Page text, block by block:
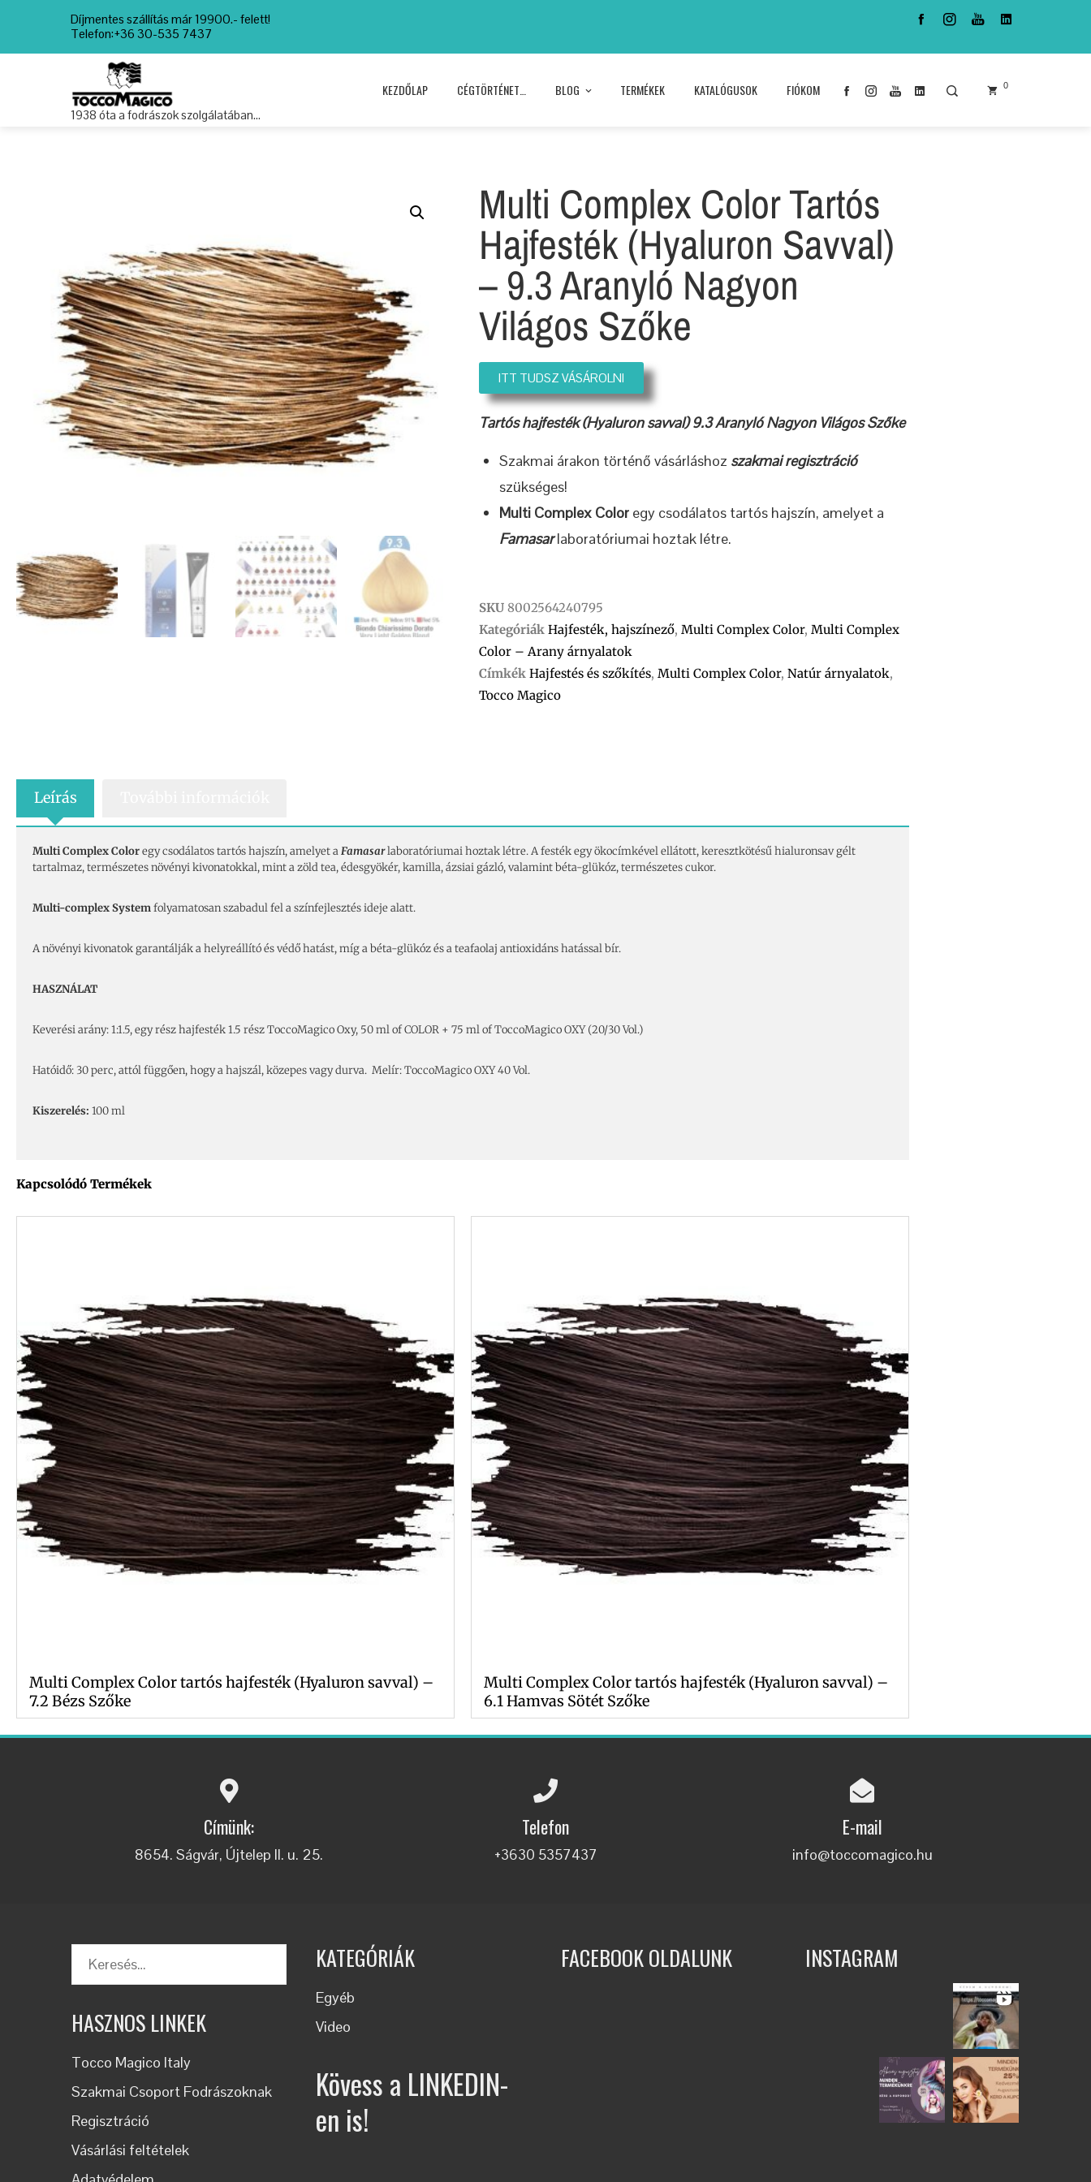
Díjmentes szállítás már 19900.- felett!
Telefon:+36 30-535 7437
1938 óta a fodrászok szolgálatában…
KEZDŐLAP CÉGTÖRTÉNET… BLOG TERMÉKEK KATALÓGUSOK FIÓKOM 0
Multi Complex Color Tartós
Hajfesték (Hyaluron Savval)
– 9.3 Aranyló Nagyon
Világos Szőke
ITT TUDSZ VÁSÁROLNI
Tartós hajfesték (Hyaluron savval) 9.3 Aranyló Nagyon Világos Szőke
Szakmai árakon történő vásárláshoz szakmai regisztráció
szükséges!
Multi Complex Color egy csodálatos tartós hajszín, amelyet a
Famasarlaboratóriumai hoztak létre.
SKU 8002564240795
Kategóriák Hajfesték, hajszínező, Multi Complex Color, Multi Complex
Color – Arany árnyalatok
Címkék Hajfestés és szőkítés, Multi Complex Color, Natúr árnyalatok,
Tocco Magico
Leírás
Multi Complex Coloregy csodálatos tartós hajszín, amelyet aFamasarlaboratóriumai hoztak létre. A festék egy ökocímkével ellátott, keresztkötésű hialuronsav gélt
tartalmaz, természetes növényi kivonatokkal, mint a zöld tea, édesgyökér, kamilla, ázsiai gázló, valamint béta-glükóz, természetes cukor.
Multi-complex Systemfolyamatosan szabadul fel a színfejlesztés ideje alatt.
A növényi kivonatok garantálják a helyreállító és védő hatást, míg a béta-glükóz és a teafaolaj antioxidáns hatással bír.
HASZNÁLAT
Keverési arány: 1:1.5, egy rész hajfesték 1.5 rész ToccoMagico Oxy, 50 ml of COLOR + 75 ml of ToccoMagico OXY (20/30 Vol.)
Hatóidő: 30 perc, attól függően, hogy a hajszál, közepes vagy durva. Melír: ToccoMagico OXY 40 Vol.
Kiszerelés: 100 ml
Kapcsolódó Termékek
Multi Complex Color tartós hajfesték (Hyaluron savval) –
7.2 Bézs Szőke
Multi Complex Color tartós hajfesték (Hyaluron savval) –
6.1 Hamvas Sötét Szőke
Címünk:
8654. Ságvár, Újtelep II. u. 25.
Telefon
+3630 5357437
E-mail
info@toccomagico.hu
HASZNOS LINKEK
Tocco Magico Italy
Szakmai Csoport Fodrászoknak
Regisztráció
Vásárlási feltételek
KATEGÓRIÁK
Egyéb
Video
Kövess a LINKEDIN-
en is!
FACEBOOK OLDALUNK INSTAGRAM